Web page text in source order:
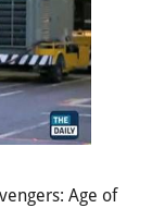
Age of